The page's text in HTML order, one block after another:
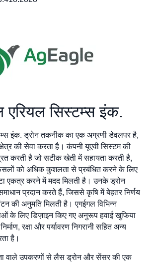
सिस्टम्स इंक.
इंक. ड्रोन तकनीक का एक अग्रणी डेवलपर है,
की सेवा करता है। कंपनी यूएवी सिस्टम की
करती है जो सटीक खेती में सहायता करती है,
को अधिक कुशलता से प्रबंधित करने के लिए
एकत्र करने में मदद मिलती है। उनके ड्रोन
प्रदान करते हैं, जिससे कृषि में बेहतर निर्णय
की अनुमति मिलती है। एगईगल विभिन्न
के लिए डिज़ाइन किए गए अनुरूप हवाई खुफिया
रक्षा और पर्यावरण निगरानी सहित अन्य
है।
वाले उपकरणों से लैस ड्रोन और सेंसर की एक